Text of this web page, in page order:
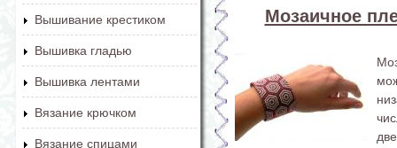
Вышивание крестиком
Вышивка гладью
Вышивка лентами
Вязание крючком
Вязание спицами
Мозаичное